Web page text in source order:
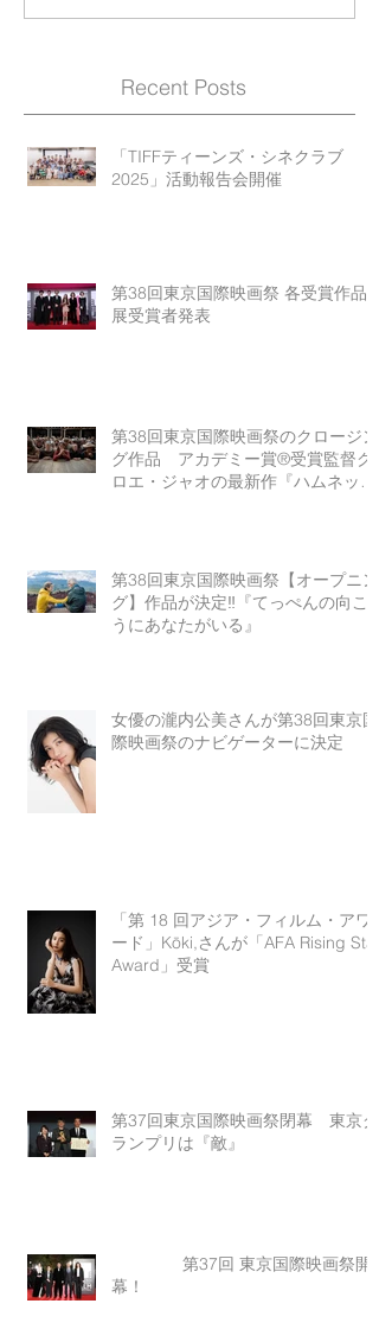
Recent Posts
「TIFFティーンズ・シネクラブ
2025」活動報告会開催
第38回東京国際映画祭 各受賞作品
展受賞者発表
第38回東京国際映画祭のクロージン
グ作品 アカデミー賞®受賞監督ク
ロエ・ジャオの最新作『ハムネッ
第38回東京国際映画祭【オープニン
グ】作品が決定‼『てっぺんの向こ
うにあなたがいる』
女優の瀧内公美さんが第38回東京国
際映画祭のナビゲーターに決定
「第 18 回アジア・フィルム・アワ
ード」Kōki,さんが「AFA Rising Star
Award」受賞
第37回東京国際映画祭閉幕 東京グ
ランプリは『敵』
幕！